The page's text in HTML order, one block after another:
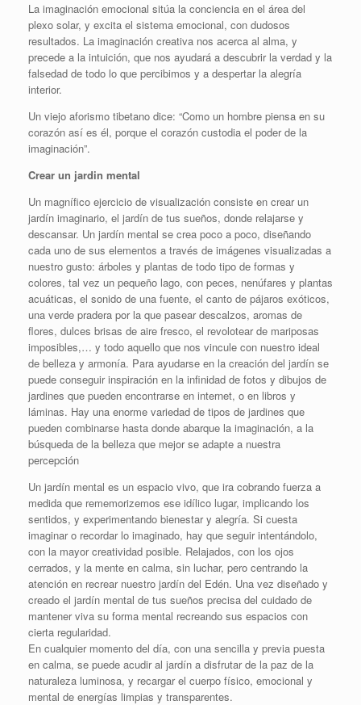
La imaginación emocional sitúa la conciencia en el área del
plexo solar, y excita el sistema emocional, con dudosos
resultados. La imaginación creativa nos acerca al alma, y
precede a la intuición, que nos ayudará a descubrir la verdad y la
falsedad de todo lo que percibimos y a despertar la alegría
interior.
Un viejo aforismo tibetano dice: “Como un hombre piensa en su
corazón así es él, porque el corazón custodia el poder de la
imaginación”.
Crear un jardin mental
Un magnífico ejercicio de visualización consiste en crear un
jardín imaginario, el jardín de tus sueños, donde relajarse y
descansar. Un jardín mental se crea poco a poco, diseñando
cada uno de sus elementos a través de imágenes visualizadas a
nuestro gusto: árboles y plantas de todo tipo de formas y
colores, tal vez un pequeño lago, con peces, nenúfares y plantas
acuáticas, el sonido de una fuente, el canto de pájaros exóticos,
una verde pradera por la que pasear descalzos, aromas de
flores, dulces brisas de aire fresco, el revolotear de mariposas
imposibles,… y todo aquello que nos vincule con nuestro ideal
de belleza y armonía. Para ayudarse en la creación del jardín se
puede conseguir inspiración en la infinidad de fotos y dibujos de
jardines que pueden encontrarse en internet, o en libros y
láminas. Hay una enorme variedad de tipos de jardines que
pueden combinarse hasta donde abarque la imaginación, a la
búsqueda de la belleza que mejor se adapte a nuestra
percepción
Un jardín mental es un espacio vivo, que ira cobrando fuerza a
medida que rememorizemos ese idílico lugar, implicando los
sentidos, y experimentando bienestar y alegría. Si cuesta
imaginar o recordar lo imaginado, hay que seguir intentándolo,
con la mayor creatividad posible. Relajados, con los ojos
cerrados, y la mente en calma, sin luchar, pero centrando la
atención en recrear nuestro jardín del Edén. Una vez diseñado y
creado el jardín mental de tus sueños precisa del cuidado de
mantener viva su forma mental recreando sus espacios con
cierta regularidad.
En cualquier momento del día, con una sencilla y previa puesta
en calma, se puede acudir al jardín a disfrutar de la paz de la
naturaleza luminosa, y recargar el cuerpo físico, emocional y
mental de energías limpias y transparentes.